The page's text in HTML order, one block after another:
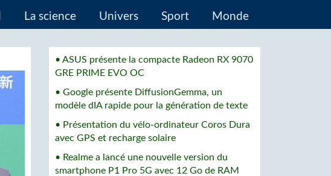
La science Univers Sport Monde
• ASUS présente la compacte Radeon RX 9070
GRE PRIME EVO OC
• Google présente DiffusionGemma, un
modèle dIA rapide pour la génération de texte
• Présentation du vélo-ordinateur Coros Dura
avec GPS et recharge solaire
• Realme a lancé une nouvelle version du
smartphone P1 Pro 5G avec 12 Go de RAM